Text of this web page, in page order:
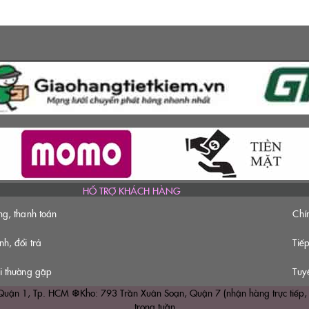
HỔ TRỢ KHÁCH HÀNG
thanh toán
đổi trả
thường gặp
1, Tp. HCM ❆Kho: 793 Trần Xuân Soạn, Quận 7 (nhận hàng trực